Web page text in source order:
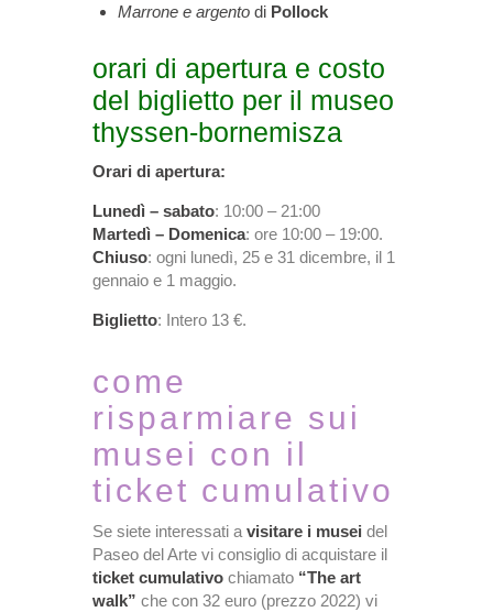
Marrone e argento di Pollock
orari di apertura e costo
del biglietto per il museo
thyssen-bornemisza
Orari di apertura:
Lunedì – sabato: 10:00 – 21:00
Martedì – Domenica: ore 10:00 – 19:00.
Chiuso: ogni lunedì, 25 e 31 dicembre, il 1
gennaio e 1 maggio.
Biglietto: Intero 13 €.
come
risparmiare sui
musei con il
ticket cumulativo
Se siete interessati a visitare i musei del
Paseo del Arte vi consiglio di acquistare il
ticket cumulativo chiamato “The art
walk” che con 32 euro (prezzo 2022) vi